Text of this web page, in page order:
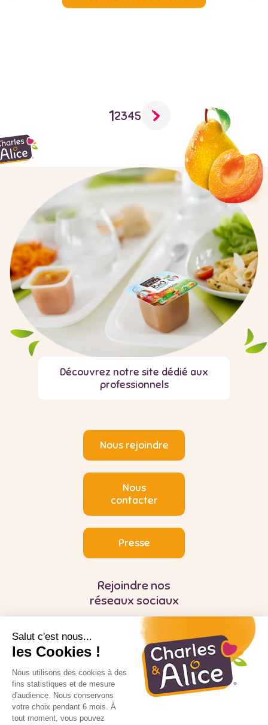
Salut c'est nous...
les Cookies !
Nous utilisons des cookies à des
fins statistiques et de mesure
d'audience. Nous conservons
votre choix pendant 6 mois. À
tout moment, vous pouvez
Page
1Page
2Page
3Page
4Page
5
Découvrez notre site dédié aux
professionnels
Nous rejoindre
Nous
contacter
Presse
Rejoindre nos
réseaux sociaux
Pour votre santé, mangez au moins cinq
fruits et légumes par jour